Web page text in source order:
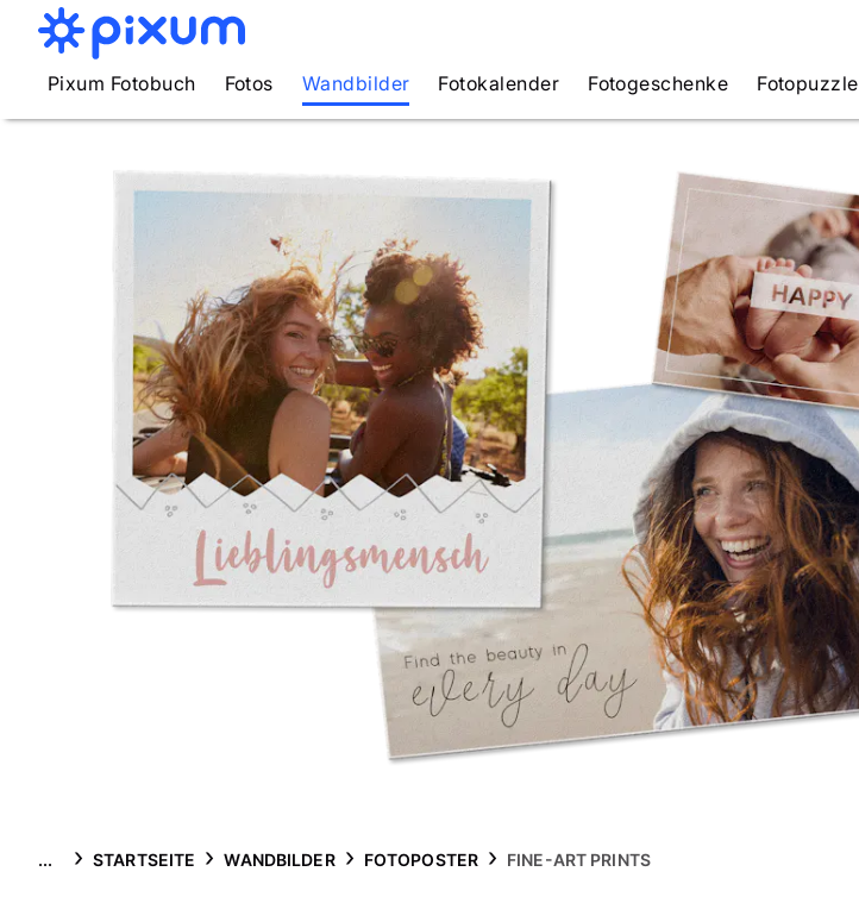
Pixum Fotobuch Fotos Wandbilder Fotokalender Fotogeschenke Fotopuzzle
... STARTSEITE WANDBILDER FOTOPOSTER FINE-ART PRINTS